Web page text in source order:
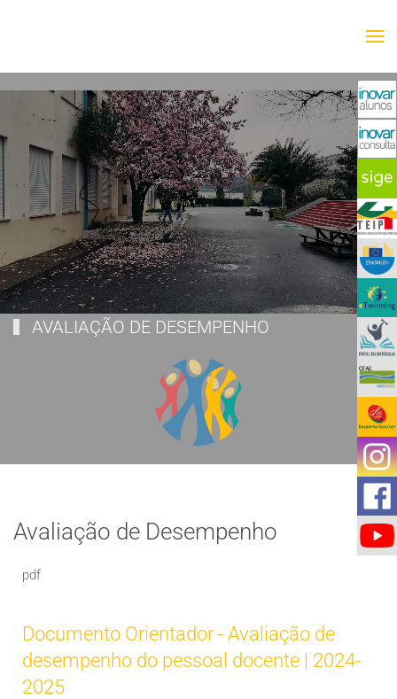
AVALIAÇÃO DE DESEMPENHO
Avaliação de Desempenho
pdf
Documento Orientador - Avaliação de
desempenho do pessoal docente | 2024-
2025